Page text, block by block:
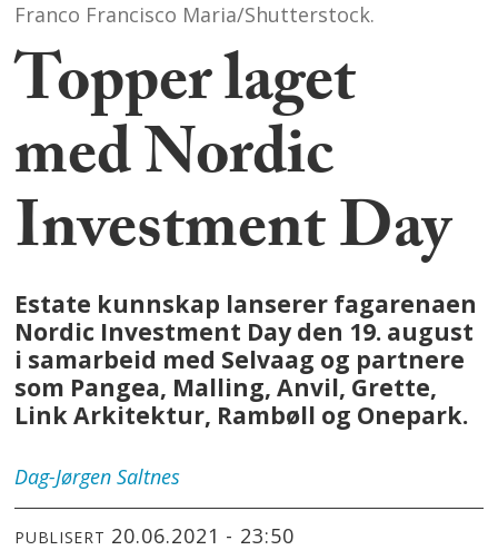
Franco Francisco Maria/Shutterstock.
Topper laget
med Nordic
Investment Day
Estate kunnskap lanserer fagarenaen
Nordic Investment Day den 19. august
i samarbeid med Selvaag og partnere
som Pangea, Malling, Anvil, Grette,
Link Arkitektur, Rambøll og Onepark.
Dag-Jørgen Saltnes
PUBLISERT 20.06.2021 - 23:50